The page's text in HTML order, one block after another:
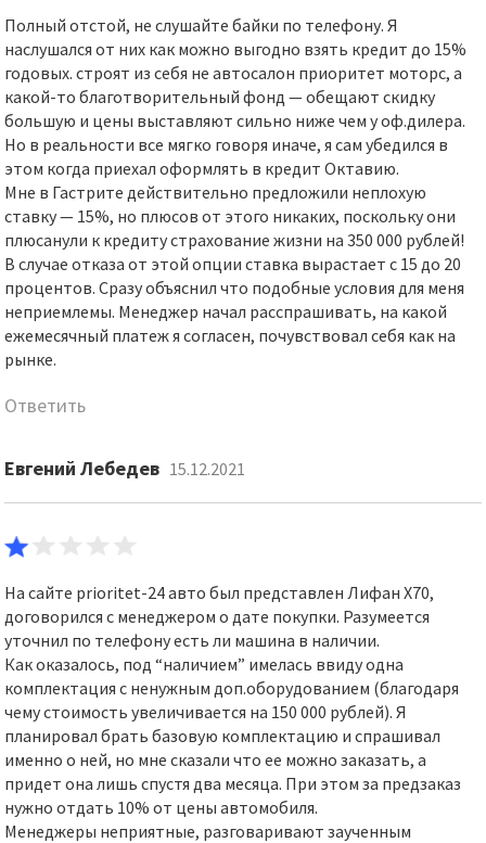
Полный отстой, не слушайте байки по телефону. Я
наслушался от них как можно выгодно взять кредит до 15%
годовых. строят из себя не автосалон приоритет моторс, а
какой-то благотворительный фонд — обещают скидку
большую и цены выставляют сильно ниже чем у оф.дилера.
Но в реальности все мягко говоря иначе, я сам убедился в
этом когда приехал оформлять в кредит Октавию.
Мне в Гастрите действительно предложили неплохую
ставку — 15%, но плюсов от этого никаких, поскольку они
плюсанули к кредиту страхование жизни на 350 000 рублей!
В случае отказа от этой опции ставка вырастает с 15 до 20
процентов. Сразу объяснил что подобные условия для меня
неприемлемы. Менеджер начал расспрашивать, на какой
ежемесячный платеж я согласен, почувствовал себя как на
рынке.
Ответить
Евгений Лебедев 15.12.2021
На сайте prioritet-24 авто был представлен Лифан X70,
договорился с менеджером о дате покупки. Разумеется
уточнил по телефону есть ли машина в наличии.
Как оказалось, под “наличием” имелась ввиду одна
комплектация с ненужным доп.оборудованием (благодаря
чему стоимость увеличивается на 150 000 рублей). Я
планировал брать базовую комплектацию и спрашивал
именно о ней, но мне сказали что ее можно заказать, а
придет она лишь спустя два месяца. При этом за предзаказ
нужно отдать 10% от цены автомобиля.
Менеджеры неприятные, разговаривают заученным